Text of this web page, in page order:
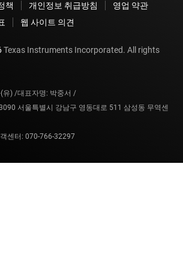
책 개인정보 취급방침
영업 약관
웹 사이트 의견
Texas Instruments Incorporated. All rights
유) /대표자명: 박중서 /
서울특별시 강남구 영동대로 511 삼성동 무역센
센터: 070-766-32297